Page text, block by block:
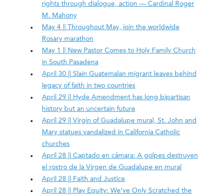
rights through dialogue, action — Cardinal Roger
M. Mahony
May 4 || Throughout May, join the worldwide
Rosary marathon
May 1 || New Pastor Comes to Holy Family Church
in South Pasadena
April 30 || Slain Guatemalan migrant leaves behind
legacy of faith in two countries
April 29 || Hyde Amendment has long bipartisan
history but an uncertain future
April 29 || Virgin of Guadalupe mural, St. John and
Mary statues vandalized in California Catholic
churches
April 28 || Captado en cámara: A golpes destruyen
el rostro de la Virgen de Guadalupe en mural
April 28 || Faith and Justice
April 28 || Play Equity: We’ve Only Scratched the